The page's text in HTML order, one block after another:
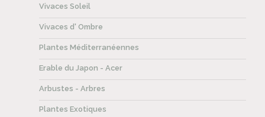
Vivaces Soleil
Vivaces d' Ombre
Plantes Méditerranéennes
Erable du Japon - Acer
Arbustes - Arbres
Plantes Exotiques